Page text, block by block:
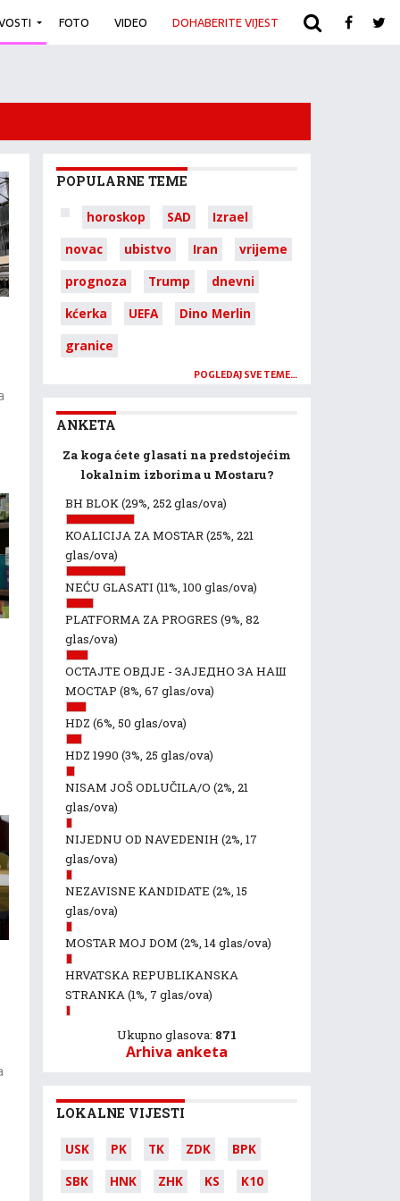
FOTO VIDEO DOHABERITE VIJEST ARHIVA
POPULARNE TEME
horoskop SAD
Izrael
novac
ubistvo Iran
vrijeme
prognoza
Trump
dnevni
kćerka
UEFA
Dino Merlin
granice
POGLEDAJ SVE TEME…
ANKETA
Za koga ćete glasati na predstojećim
lokalnim izborima u Mostaru?
BH BLOK(29%, 252 glas/ova)
KOALICIJA ZA MOSTAR(25%, 221
glas/ova)
NEĆU GLASATI (11%, 100 glas/ova)
PLATFORMA ZA PROGRES (9%, 82
glas/ova)
ОСТАЈТЕ ОВДЈЕ - ЗАЈЕДНО ЗА НАШ
МОСТАР (8%, 67 glas/ova)
HDZ (6%, 50 glas/ova)
HDZ 1990 (3%, 25 glas/ova)
NISAM JOŠ ODLUČILA/O (2%, 21
glas/ova)
NIJEDNU OD NAVEDENIH (2%, 17
glas/ova)
NEZAVISNE KANDIDATE (2%, 15
glas/ova)
MOSTAR MOJ DOM (2%, 14 glas/ova)
HRVATSKA REPUBLIKANSKA
STRANKA(1%, 7 glas/ova)
Ukupno glasova: 871
Arhiva anketa
LOKALNE VIJESTI
USK PK TK ZDK
BPK
SBK
HNK ZHK KS
K10